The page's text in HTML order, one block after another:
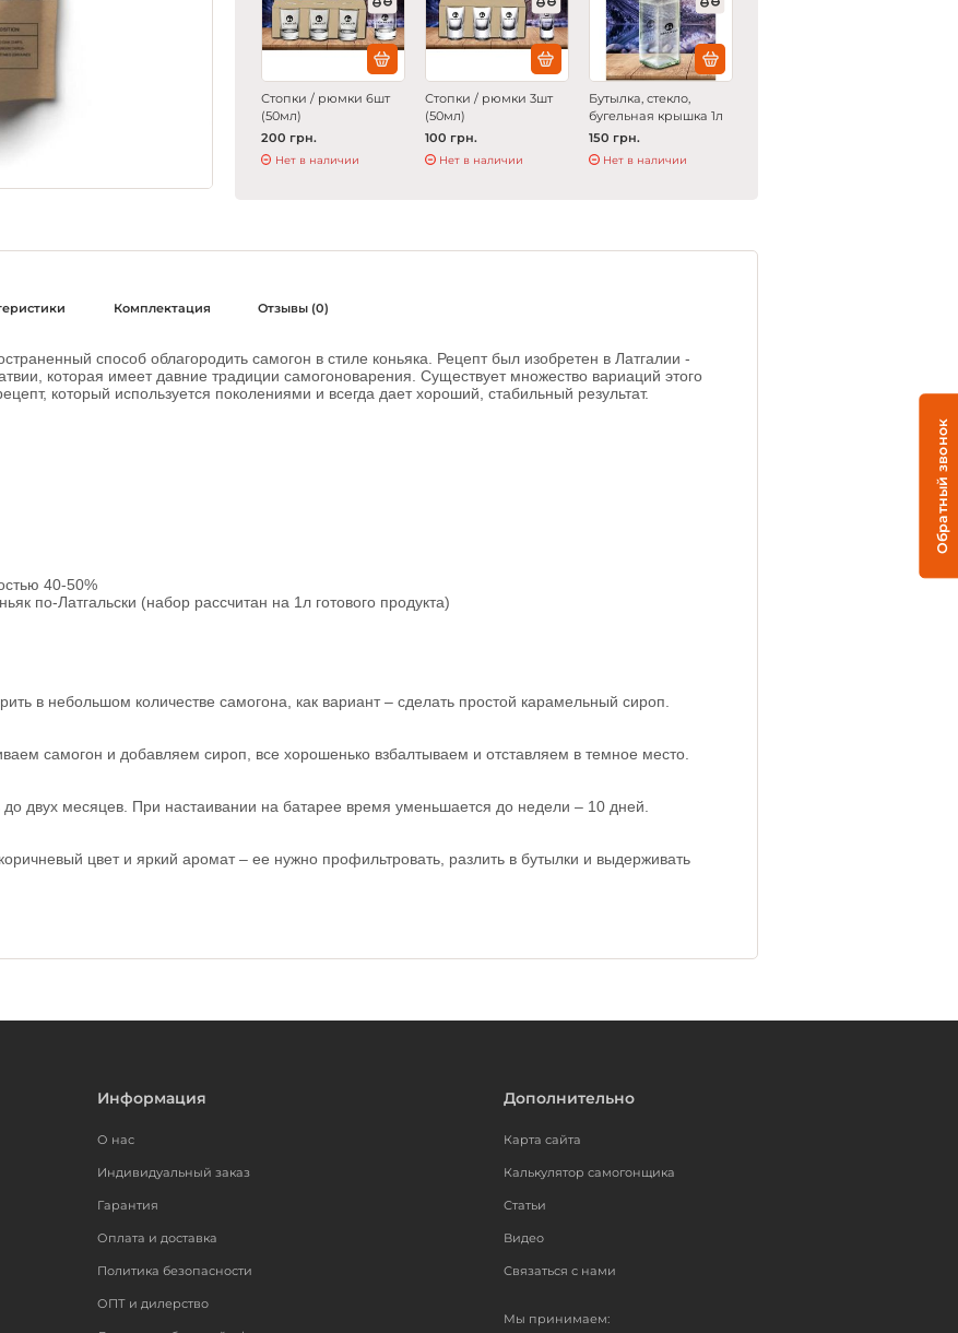
Стопки / рюмки 6шт
(50мл)
200 грн.
Нет в наличии
Стопки / рюмки 3шт
(50мл)
100 грн.
Нет в наличии
Бутылка, стекло,
бугельная крышка 1л
150 грн.
Нет в наличии
Комплектация Отзывы (0)
способ облагородить самогон в стиле коньяка. Рецепт был изобретен в Латгалии -
которая имеет давние традиции самогоноварения. Существует множество вариаций этого
который используется поколениями и всегда дает хороший, стабильный результат.
40-50%
по-Латгальски (набор рассчитан на 1л готового продукта)
в небольшом количестве самогона, как вариант – сделать простой карамельный сироп.
самогон и добавляем сироп, все хорошенько взбалтываем и отставляем в темное место.
двух месяцев. При настаивании на батарее время уменьшается до недели – 10 дней.
цвет и яркий аромат – ее нужно профильтровать, разлить в бутылки и выдерживать
Информация
О нас
Индивидуальный заказ
Гарантия
Оплата и доставка
Политика безопасности
ОПТ и дилерство
Дополнительно
Карта сайта
Калькулятор самогонщика
Статьи
Видео
Связаться с нами
Мы принимаем:
Обратный звонок